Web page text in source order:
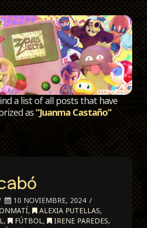
a list of all posts that have
as“Juanma Castaño”
10 NOVIEMBRE, 2024
, ALEXIA PUTELLAS,
, FÚTBOL, IRENE PAREDES,